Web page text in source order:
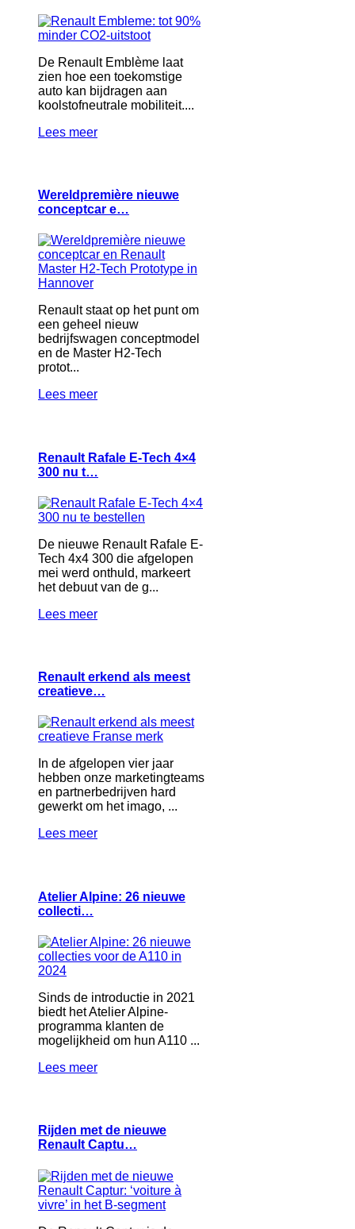
De Renault Emblème laat
zien hoe een toekomstige
auto kan bijdragen aan
koolstofneutrale mobiliteit....
Lees meer
Wereldpremière nieuwe
conceptcar e…
Renault staat op het punt om
een geheel nieuw
bedrijfswagen conceptmodel
en de Master H2-Tech
protot...
Lees meer
Renault Rafale E-Tech 4×4
300 nu t…
De nieuwe Renault Rafale E-
Tech 4x4 300 die afgelopen
mei werd onthuld, markeert
het debuut van de g...
Lees meer
Renault erkend als meest
creatieve…
In de afgelopen vier jaar
hebben onze marketingteams
en partnerbedrijven hard
gewerkt om het imago, ...
Lees meer
Atelier Alpine: 26 nieuwe
collecti…
Sinds de introductie in 2021
biedt het Atelier Alpine-
programma klanten de
mogelijkheid om hun A110 ...
Lees meer
Rijden met de nieuwe
Renault Captu…